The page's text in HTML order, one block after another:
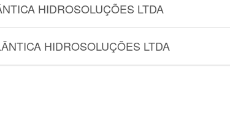
HIDROSOLUÇÕES LTDA
HIDROSOLUÇÕES LTDA